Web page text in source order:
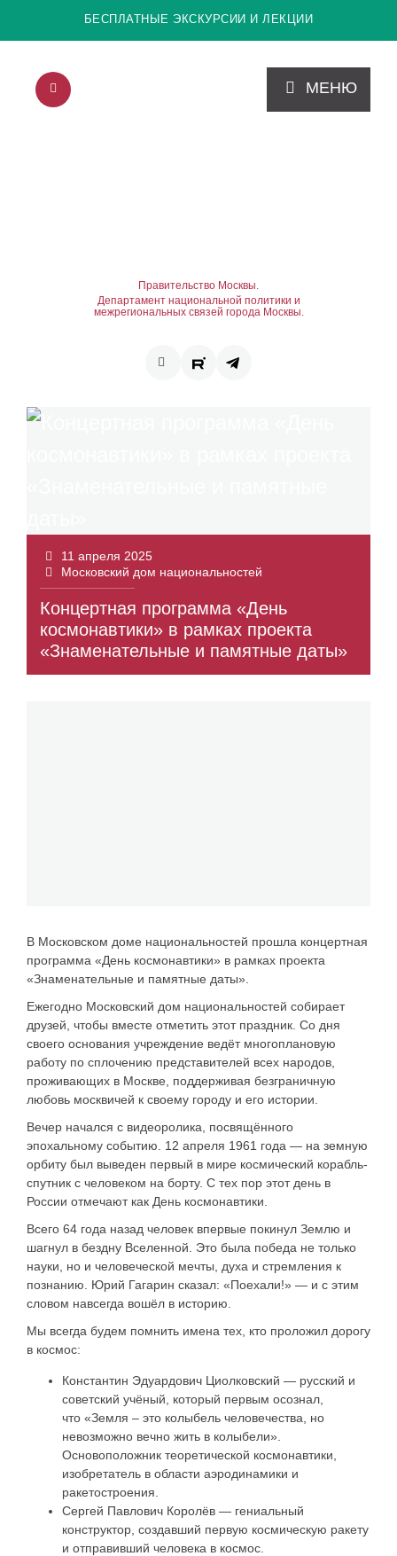
БЕСПЛАТНЫЕ ЭКСКУРСИИ И ЛЕКЦИИ
МЕНЮ
Правительство Москвы.
Департамент национальной политики и
межрегиональных связей города Москвы.
11 апреля 2025
Московский дом национальностей
Концертная программа «День
космонавтики» в рамках проекта
«Знаменательные и памятные даты»
В Московском доме национальностей прошла концертная
программа «День космонавтики» в рамках проекта
«Знаменательные и памятные даты».
Ежегодно Московский дом национальностей собирает
друзей, чтобы вместе отметить этот праздник. Со дня
своего основания учреждение ведёт многоплановую
работу по сплочению представителей всех народов,
проживающих в Москве, поддерживая безграничную
любовь москвичей к своему городу и его истории.
Вечер начался с видеоролика, посвящённого
эпохальному событию. 12 апреля 1961 года — на земную
орбиту был выведен первый в мире космический корабль-
спутник с человеком на борту. С тех пор этот день в
России отмечают как День космонавтики.
Всего 64 года назад человек впервые покинул Землю и
шагнул в бездну Вселенной. Это была победа не только
науки, но и человеческой мечты, духа и стремления к
познанию. Юрий Гагарин сказал: «Поехали!» — и с этим
словом навсегда вошёл в историю.
Мы всегда будем помнить имена тех, кто проложил дорогу
в космос:
Константин Эдуардович Циолковский — русский и
советский учёный, который первым осознал,
что «Земля – это колыбель человечества, но
невозможно вечно жить в колыбели».
Основоположник теоретической космонавтики,
изобретатель в области аэродинамики и
ракетостроения.
Сергей Павлович Королёв — гениальный
конструктор, создавший первую космическую ракету
и отправивший человека в космос.